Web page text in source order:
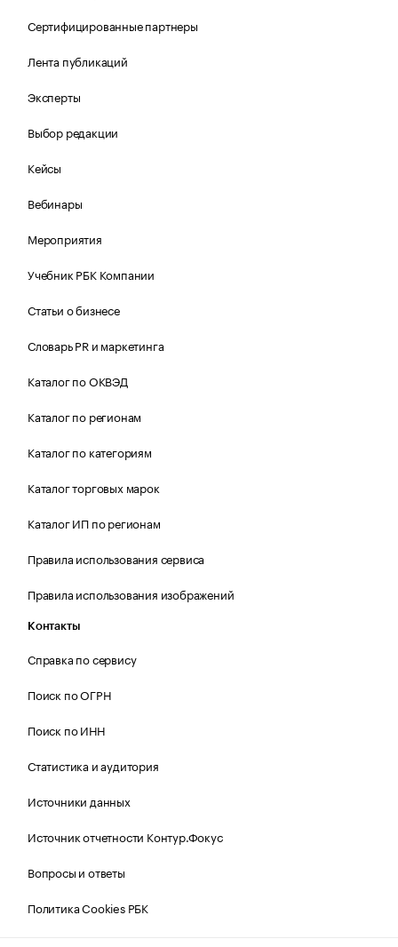
Сертифицированные партнеры
Лента публикаций
Эксперты
Выбор редакции
Кейсы
Вебинары
Мероприятия
Учебник РБК Компании
Статьи о бизнесе
Словарь PR и маркетинга
Каталог по ОКВЭД
Каталог по регионам
Каталог по категориям
Каталог торговых марок
Каталог ИП по регионам
Правила использования сервиса
Правила использования изображений
Контакты
Справка по сервису
Поиск по ОГРН
Поиск по ИНН
Статистика и аудитория
Источники данных
Источник отчетности Контур.Фокус
Вопросы и ответы
Политика Cookies РБК